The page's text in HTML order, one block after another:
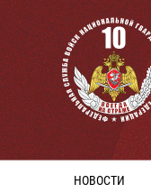
НОВОСТИ